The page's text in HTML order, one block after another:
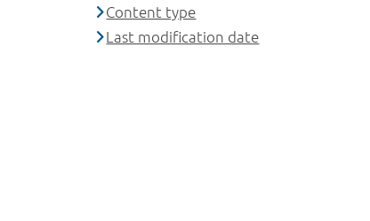
Content type
Last modification date